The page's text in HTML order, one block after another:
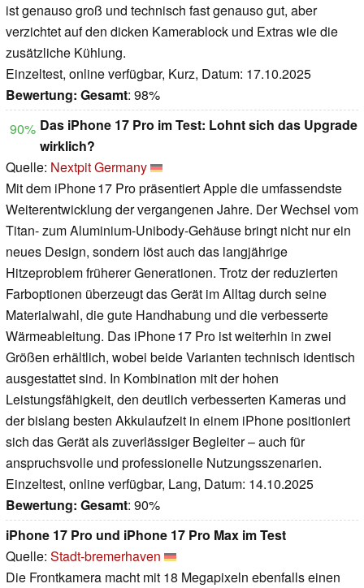
ist genauso groß und technisch fast genauso gut, aber
verzichtet auf den dicken Kamerablock und Extras wie die
zusätzliche Kühlung.
Einzeltest, online verfügbar, Kurz, Datum: 17.10.2025
Bewertung: Gesamt: 98%
90% Das iPhone 17 Pro im Test: Lohnt sich das Upgrade
wirklich?
Quelle: Nextpit Germany
Mit dem iPhone 17 Pro präsentiert Apple die umfassendste
Weiterentwicklung der vergangenen Jahre. Der Wechsel vom
Titan- zum Aluminium-Unibody-Gehäuse bringt nicht nur ein
neues Design, sondern löst auch das langjährige
Hitzeproblem früherer Generationen. Trotz der reduzierten
Farboptionen überzeugt das Gerät im Alltag durch seine
Materialwahl, die gute Handhabung und die verbesserte
Wärmeableitung. Das iPhone 17 Pro ist weiterhin in zwei
Größen erhältlich, wobei beide Varianten technisch identisch
ausgestattet sind. In Kombination mit der hohen
Leistungsfähigkeit, den deutlich verbesserten Kameras und
der bislang besten Akkulaufzeit in einem iPhone positioniert
sich das Gerät als zuverlässiger Begleiter – auch für
anspruchsvolle und professionelle Nutzungsszenarien.
Einzeltest, online verfügbar, Lang, Datum: 14.10.2025
Bewertung: Gesamt: 90%
iPhone 17 Pro und iPhone 17 Pro Max im Test
Quelle: Stadt-bremerhaven
Die Frontkamera macht mit 18 Megapixeln ebenfalls einen